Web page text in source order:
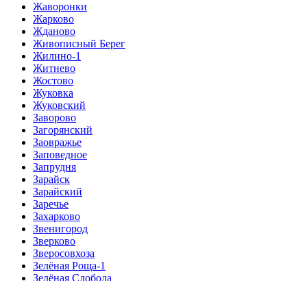
Жаворонки
Жарково
Жданово
Живописный Берег
Жилино-1
Житнево
Жостово
Жуковка
Жуковский
Заворово
Загорянский
Заовражье
Заповедное
Запрудня
Зарайск
Зарайский
Заречье
Захарково
Звенигород
Зверково
Зверосовхоза
Зелёная Роща-1
Зелёная Слобода